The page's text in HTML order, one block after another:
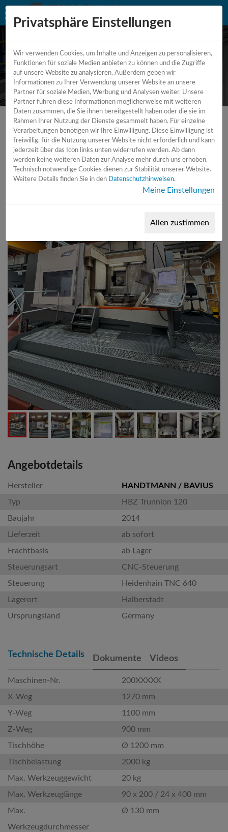
CNC - Bearbeitungszentrum
Horizontal - 5 Achsen
Angebotdetails
Hersteller
HANDTMANN / BAVIUS
Typ
HBZ Trunnion 120
Baujahr
2014
Lieferzeit
ab sofort
Frachtbasis
ab Lager
Steuerungsart
CNC-Steuerung
Steuerung
Heidenhain TNC 640
Lagerort
Halberstadt
Ursprungsland
Germany
Technische Details Dokumente Videos
Maschinen-Nr.
200XXXXX
X-Weg
1270 mm
Y-Weg
1100 mm
Z-Weg
900 mm
Tischhöhe
Ø 1200 mm
Tischbelastung
2000 kg
Max. Werkzeuggewicht
20 kg
Max. Werkzeuglänge
90 x 200 / 24 x 400 mm
Max.
Werkzeugdurchmesser
Ø 130 mm
Privatsphäre Einstellungen
Wir verwenden Cookies, um Inhalte und Anzeigen zu personalisieren,
Funktionen für soziale Medien anbieten zu können und die Zugriffe
auf unsere Website zu analysieren. Außerdem geben wir
Informationen zu Ihrer Verwendung unserer Website an unsere
Partner für soziale Medien, Werbung und Analysen weiter. Unsere
Partner führen diese Informationen möglicherweise mit weiteren
Daten zusammen, die Sie ihnen bereitgestellt haben oder die sie im
Rahmen Ihrer Nutzung der Dienste gesammelt haben. Für einzelne
Verarbeitungen benötigen wir Ihre Einwilligung. Diese Einwilligung ist
freiwillig, für die Nutzung unserer Website nicht erforderlich und kann
jederzeit über das Icon links unten widerrufen werden. Ab dann
werden keine weiteren Daten zur Analyse mehr durch uns erhoben.
Technisch notwendige Cookies dienen zur Stabilität unserer Website.
Weitere Details finden Sie in den
Datenschutzhinweisen.
Meine Einstellungen
Allen zustimmen